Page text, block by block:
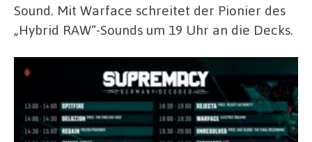
Sound. Mit Warface schreitet der Pionier des
„Hybrid RAW“-Sounds um 19 Uhr an die Decks.